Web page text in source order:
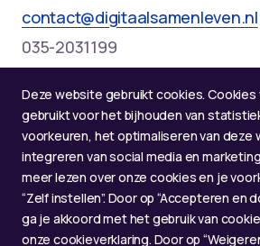
Deze website gebruikt cookies.
gebruikt voor het bijhouden van
voorkeuren, het optimaliseren van deze
integreren van social media en
meer lezen over onze cookies en je
“Zelf instellen”. Door op “Accepteren en
ga je akkoord met het gebruik van
onze cookieverklaring. Door op
contact@digitaalsamenleven.nl
035-2031199
Maandag t/m donderdag: 09:00 -